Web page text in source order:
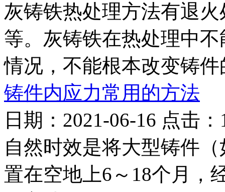
灰铸铁热处理方法有退
等。灰铸铁在热处理中
情况，不能根本改变铸件
铸件内应力常用的方法
日期：2021-06-16 点击
自然时效是将大型铸件
置在空地上6～18个月，